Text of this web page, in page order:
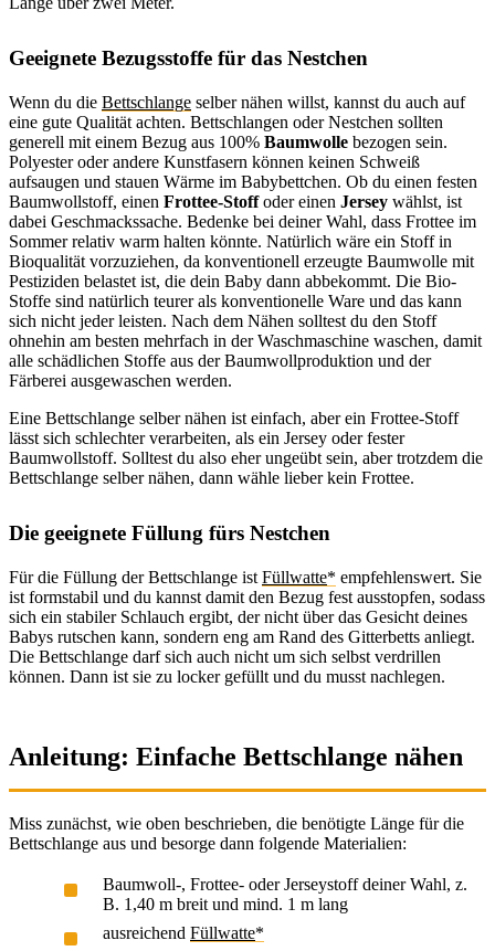
Geeignete Bezugsstoffe für das Nestchen
Wenn du die Bettschlange selber nähen willst, kannst du auch auf
eine gute Qualität achten. Bettschlangen oder Nestchen sollten
generell mit einem Bezug aus 100% Baumwolle bezogen sein.
Polyester oder andere Kunstfasern können keinen Schweiß
aufsaugen und stauen Wärme im Babybettchen. Ob du einen festen
Baumwollstoff, einen Frottee-Stoffoder einen Jersey wählst, ist
dabei Geschmackssache. Bedenke bei deiner Wahl, dass Frottee im
Sommer relativ warm halten könnte. Natürlich wäre ein Stoff in
Bioqualität vorzuziehen, da konventionell erzeugte Baumwolle mit
Pestiziden belastet ist, die dein Baby dann abbekommt. Die Bio-
Stoffe sind natürlich teurer als konventionelle Ware und das kann
sich nicht jeder leisten. Nach dem Nähen solltest du den Stoff
ohnehin am besten mehrfach in der Waschmaschine waschen, damit
alle schädlichen Stoffe aus der Baumwollproduktion und der
Färberei ausgewaschen werden.
Eine Bettschlange selber nähen ist einfach, aber ein Frottee-Stoff
lässt sich schlechter verarbeiten, als ein Jersey oder fester
Baumwollstoff. Solltest du also eher ungeübt sein, aber trotzdem die
Bettschlange selber nähen, dann wähle lieber kein Frottee.
Die geeignete Füllung fürs Nestchen
Für die Füllung der Bettschlange ist Füllwatte
empfehlenswert. Sie
ist formstabil und du kannst damit den Bezug fest ausstopfen, sodass
sich ein stabiler Schlauch ergibt, der nicht über das Gesicht deines
Babys rutschen kann, sondern eng am Rand des Gitterbetts anliegt.
Die Bettschlange darf sich auch nicht um sich selbst verdrillen
können. Dann ist sie zu locker gefüllt und du musst nachlegen.
Anleitung: Einfache Bettschlange nähen
Miss zunächst, wie oben beschrieben, die benötigte Länge für die
Bettschlange aus und besorge dann folgende Materialien:
Baumwoll-, Frottee- oder Jerseystoff deiner Wahl, z.
B. 1,40 m breit und mind. 1 m lang
ausreichend Füllwatte